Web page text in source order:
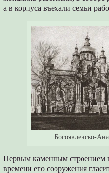
а в корпуса въехали семьи
Богоявленско-
Первым каменным строением
времени его сооружения